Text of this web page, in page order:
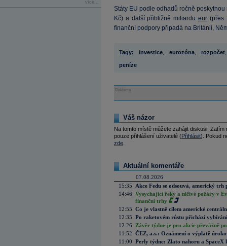
více...
Státy EU podle odhadů ročně
Kč) a další přibližně miliardu eur(přes
finanční podpory připadá na Británii,
Tagy: investice eurozóna rozpočet
peníze
Reklama
Váš názor
Na tomto místě můžete zahájit diskusi.
pouze přihlášení uživatelé (Přihlásit). Pokud
zde
Aktuální komentáře
07.08.2026
15:35
Akce Fedu se odsouvá, americký
14:46 Vysychající řeky a ničivé požáry v
finanční trhy
12:55 Co je vlastně cílem americké
12:35 Po raketovém růstu přichází
12:26
Závěr týdne je pro akcie převážně
11:52 ČEZ, a.s.: Oznámení o výplatě
11:00 Perly týdne: Zlato nahoru a SpaceX